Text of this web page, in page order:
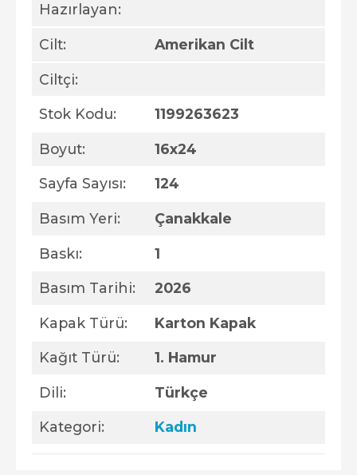
Hazırlayan:
Cilt: Amerikan Cilt
Ciltçi:
Stok Kodu: 1199263623
Boyut: 16x24
Sayfa Sayısı: 124
Basım Yeri: Çanakkale
Baskı: 1
Basım Tarihi: 2026
Kapak Türü: Karton Kapak
Kağıt Türü: 1. Hamur
Dili: Türkçe
Kategori: Kadın